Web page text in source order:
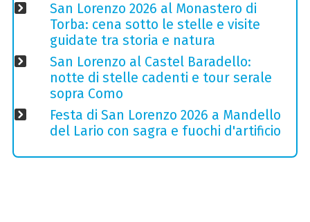
San Lorenzo 2026 al Monastero di
Torba: cena sotto le stelle e visite
guidate tra storia e natura
San Lorenzo al Castel Baradello:
notte di stelle cadenti e tour serale
sopra Como
Festa di San Lorenzo 2026 a Mandello
del Lario con sagra e fuochi d'artificio